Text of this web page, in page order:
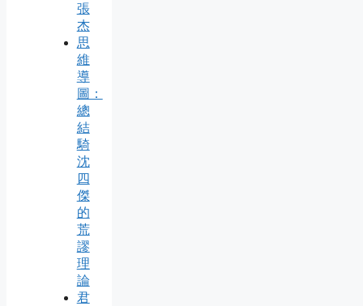
張
杰
思
維
導
圖：
總
結
騎
沈
四
傑
的
荒
謬
理
論
君